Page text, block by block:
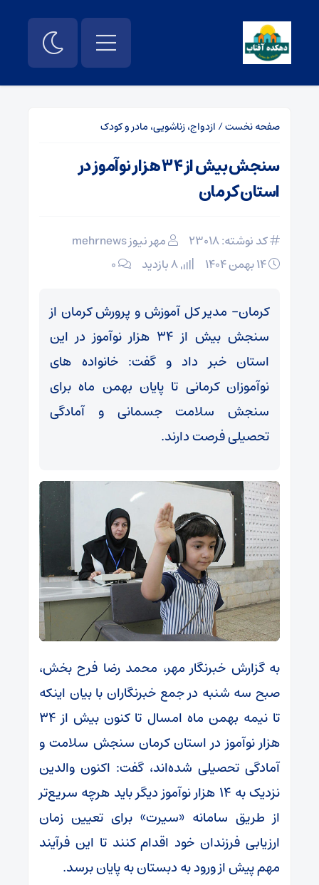
صفحه نخست/ ازدواج، زناشویی، مادر و کودک
سنجش بیش از ۳۴ هزار نوآموز در
استان کرمان
کد نوشته: 23018
مهر نیوز mehrnews
۰
کرمان- مدیر کل آموزش و پرورش کرمان از
سنجش بیش از ۳۴ هزار نوآموز در این
استان خبر داد و گفت: خانواده های
نوآموزان کرمانی تا پایان بهمن ماه برای
سنجش سلامت جسمانی و آمادگی
تحصیلی فرصت دارند.
به گزارش خبرنگار مهر، محمد رضا فرح بخش،
صبح سه شنبه در جمع خبرنگاران با بیان اینکه
تا نیمه بهمن ماه امسال تا کنون بیش از ۳۴
هزار نوآموز در استان کرمان سنجش سلامت و
آمادگی تحصیلی شده‌اند، گفت: اکنون والدین
نزدیک به ۱۴ هزار نوآموز دیگر باید هرچه سریع‌تر
از طریق سامانه «سیرت» برای تعیین زمان
ارزیابی فرزندان خود اقدام کنند تا این فرآیند
مهم پیش از ورود به دبستان به پایان برسد.